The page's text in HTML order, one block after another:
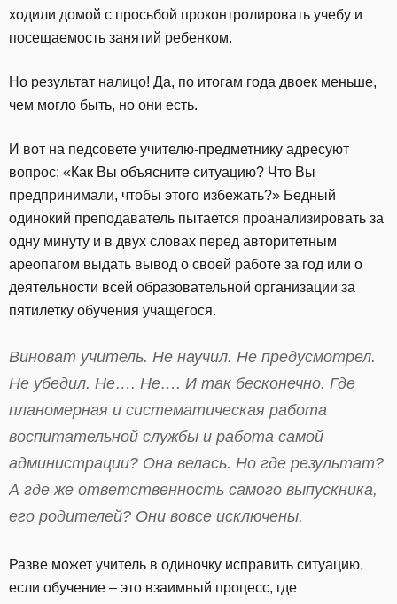
ходили домой с просьбой проконтролировать учебу и
посещаемость занятий ребенком.
Но результат налицо! Да, по итогам года двоек меньше,
чем могло быть, но они есть.
И вот на педсовете учителю-предметнику адресуют
вопрос: «Как Вы объясните ситуацию? Что Вы
предпринимали, чтобы этого избежать?» Бедный
одинокий преподаватель пытается проанализировать за
одну минуту и в двух словах перед авторитетным
ареопагом выдать вывод о своей работе за год или о
деятельности всей образовательной организации за
пятилетку обучения учащегося.
Виноват учитель. Не научил. Не предусмотрел.
Не убедил. Не…. Не…. И так бесконечно. Где
планомерная и систематическая работа
воспитательной службы и работа самой
администрации? Она велась. Но где результат?
А где же ответственность самого выпускника,
его родителей? Они вовсе исключены.
Разве может учитель в одиночку исправить ситуацию,
если обучение – это взаимный процесс, где